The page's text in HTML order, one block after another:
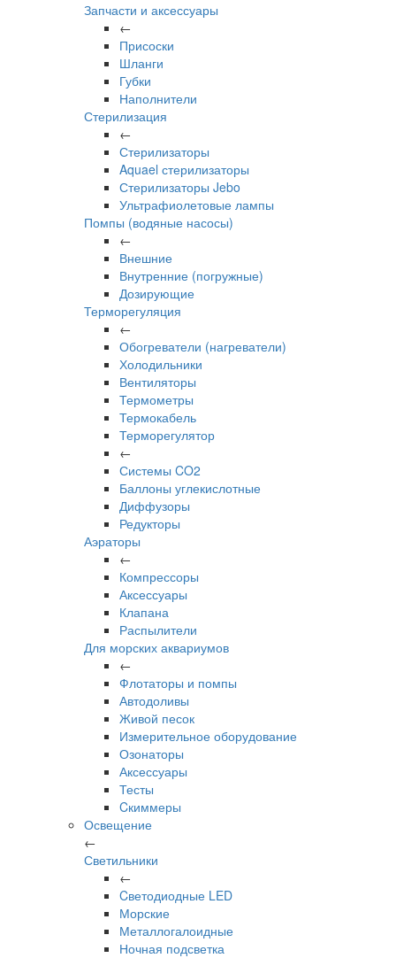
Запчасти и аксессуары
←
Присоски
Шланги
Губки
Наполнители
Стерилизация
←
Стерилизаторы
Aquael стерилизаторы
Стерилизаторы Jebo
Ультрафиолетовые лампы
Помпы (водяные насосы)
←
Внешние
Внутренние (погружные)
Дозирующие
Терморегуляция
←
Обогреватели (нагреватели)
Холодильники
Вентиляторы
Термометры
Термокабель
Терморегулятор
←
Системы CO2
Баллоны углекислотные
Диффузоры
Редукторы
Аэраторы
←
Компрессоры
Аксессуары
Клапана
Распылители
Для морских аквариумов
←
Флотаторы и помпы
Автодоливы
Живой песок
Измерительное оборудование
Озонаторы
Аксессуары
Тесты
Cкиммеры
Освещение
←
Светильники
←
Cветодиодные LED
Морские
Металлогалоидные
Ночная подсветка